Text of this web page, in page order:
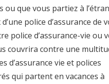
que vous partiez à
police d’assurance de
police d’assurance-vie ou
couvrira contre une
d’assurance vie et polices
qui partent en vacances à